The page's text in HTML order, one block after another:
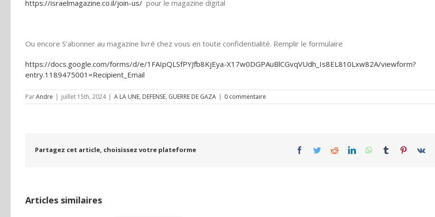
https://israelmagazine.co.il/join-us/ pour le magazine digital
Ou encore S’abonner au magazine livré chez vous en toute confidentialité. Remplir le formulaire
https://docs.google.com/forms/d/e/1FAIpQLSfPYJfb8KjEya-X17w0DGPAuBlCGvqVUdh_Is8EL810Lxw82A/viewform?
entry.1189475001=Recipient_Email
ParAndre | juillet 15th, 2024 | A LA UNE, DEFENSE, GUERRE DE GAZA | 0 commentaire
Partagez cet article, choisissez votre plateforme Facebook
TwitterRedditLinkedInWhatsApp
Tumblr Pinterest
Vk
Articles similaires